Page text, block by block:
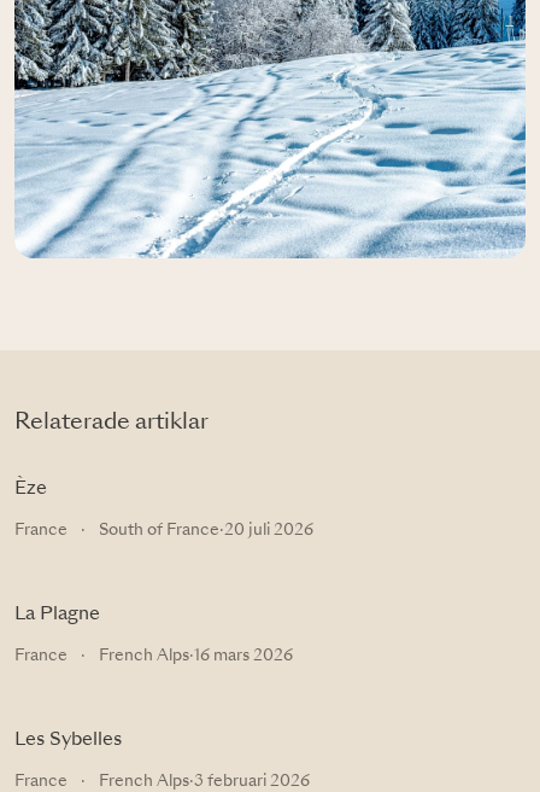
Relaterade artiklar
Èze
France · South of France·20 juli 2026
La Plagne
France · French Alps· 16 mars 2026
Les Sybelles
France · French Alps·3 februari 2026